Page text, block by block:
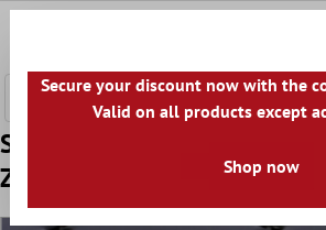
Sample Mozaïektegel
Zwart Mat
Secure your discount now with the
Valid on all products except
Shop now